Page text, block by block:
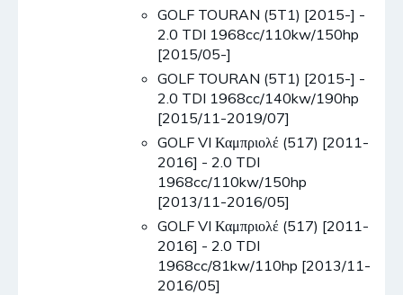
GOLF TOURAN (5T1) [2015-] -
2.0 TDI 1968cc/110kw/150hp
[2015/05-]
GOLF TOURAN (5T1) [2015-] -
2.0 TDI 1968cc/140kw/190hp
[2015/11-2019/07]
GOLF VI Καμπριολέ (517) [2011-
2016] - 2.0 TDI
1968cc/110kw/150hp
[2013/11-2016/05]
GOLF VI Καμπριολέ (517) [2011-
2016] - 2.0 TDI
1968cc/81kw/110hp [2013/11-
2016/05]